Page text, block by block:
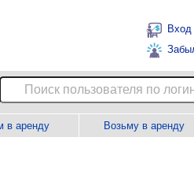
Вход
в аренду Возьму в аренду